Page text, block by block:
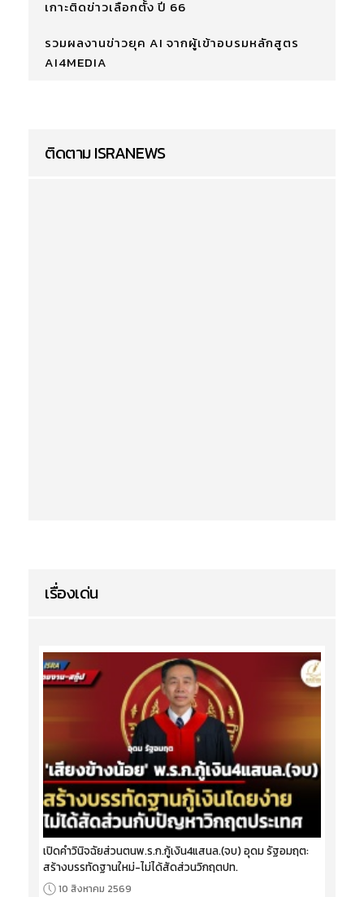
เกาะติดข่าวเลือกตั้ง ปี 66
รวมผลงานข่าวยุค AI จากผู้เข้าอบรมหลักสูตร
AI4MEDIA
ติดตาม ISRANEWS
เรื่องเด่น
เปิดคำวินิจฉัยส่วนตนพ.ร.ก.กู้เงิน4แสนล.(จบ) อุดม รัฐอมฤต:
สร้างบรรทัดฐานใหม่-ไม่ได้สัดส่วนวิกฤตปท.
10 สิงหาคม 2569